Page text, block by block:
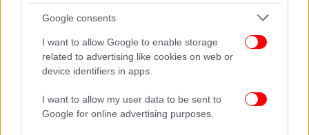
Google consents
I want to allow Google to enable storage
related to advertising like cookies on web or
device identifiers in apps.
I want to allow my user data to be sent to
Google for online advertising purposes.